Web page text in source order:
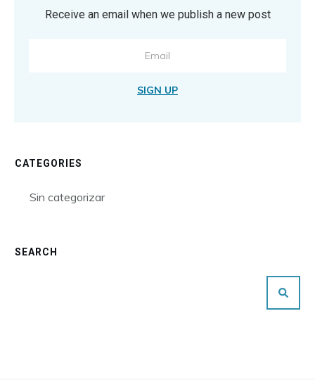
Receive an email when we publish a new post
SIGN UP
CATEGORIES
Sin categorizar
SEARCH